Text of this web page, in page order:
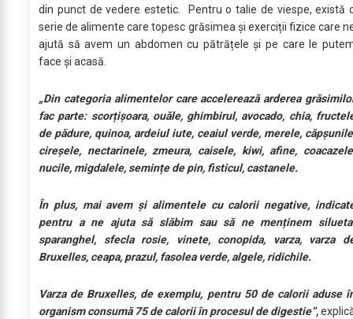
din punct de vedere estetic. Pentru o talie de viespe, există
serie de alimente care topesc grăsimea și exerciții fizice care
ajută să avem un abdomen cu pătrățele și pe care le
face și acasă.
„Din categoria alimentelor care accelerează arderea
fac parte: scorțișoara, ouăle, ghimbirul, avocado, chia,
de pădure, quinoa, ardeiul iute, ceaiul verde, merele,
cireșele, nectarinele, zmeura, caisele, kiwi, afine,
nucile, migdalele, semințe de pin, fisticul, castanele.
În plus, mai avem și alimentele cu calorii negative,
pentru a ne ajuta să slăbim sau să ne menținem
sparanghel, sfecla rosie, vinete, conopida, varza, varza
Bruxelles, ceapa, prazul, fasolea verde, algele, ridichile.
Varza de Bruxelles, de exemplu, pentru 50 de calorii aduse
organism consumă 75 de calorii în procesul de digestie”,